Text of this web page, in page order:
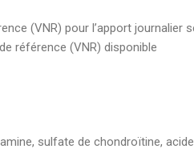
(VNR) pour l’apport journalier
référence (VNR) disponible
sulfate de chondroïtine,